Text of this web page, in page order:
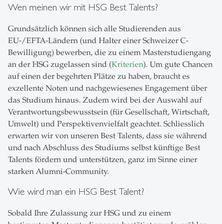
Wen meinen wir mit HSG Best Talents?
Grundsätzlich können sich alle Studierenden aus
EU-/EFTA-Ländern (und Halter einer Schweizer C-
Bewilligung) bewerben, die zu einem Masterstudiengang
an der HSG zugelassen sind (Kriterien). Um gute Chancen
auf einen der begehrten Plätze zu haben, braucht es
exzellente Noten und nachgewiesenes Engagement über
das Studium hinaus. Zudem wird bei der Auswahl auf
Verantwortungsbewusstsein (für Gesellschaft, Wirtschaft,
Umwelt) und Perspektivenvielfalt geachtet. Schliesslich
erwarten wir von unseren Best Talents, dass sie während
und nach Abschluss des Studiums selbst künftige Best
Talents fördern und unterstützen, ganz im Sinne einer
starken Alumni-Community.
Wie wird man ein HSG Best Talent?
Sobald Ihre Zulassung zur HSG und zu einem